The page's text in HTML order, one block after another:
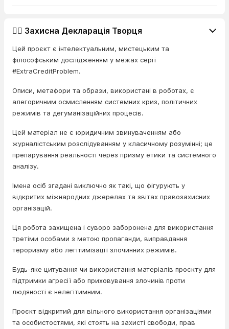
👨‍⚖️ Захисна Декларація Творця
Цей проєкт є інтелектуальним, мистецьким та
філософським дослідженням у межах серії
#ExtraCreditProblem.
Описи, метафори та образи, використані в роботах, є
алегоричним осмисленням системних криз, політичних
режимів та дегуманізаційних процесів.
Цей матеріал не є юридичним звинуваченням або
журналістським розслідуванням у класичному розумінні; це
препарування реальності через призму етики та системного
аналізу.
Імена осіб згадані виключно як такі, що фігурують у
відкритих міжнародних джерелах та звітах правозахисних
організацій.
Ця робота захищена і суворо заборонена для використання
третіми особами з метою пропаганди, виправдання
тероризму або легітимізації злочинних режимів.
Будь-яке цитування чи використання матеріалів проєкту для
підтримки агресії або приховування злочинів проти
людяності є нелегітимним.
Проєкт відкритий для вільного використання організаціями
та особистостями, які стоять на захисті свободи, прав